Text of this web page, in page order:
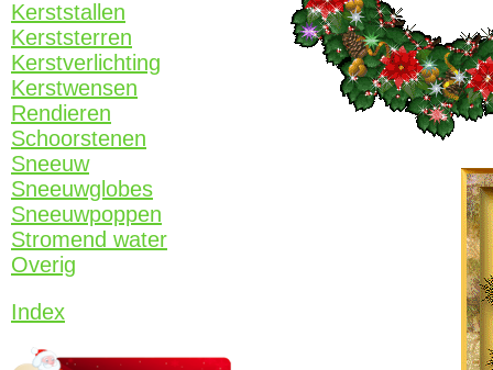
Kerststallen
Kerststerren
Kerstverlichting
Kerstwensen
Rendieren
Schoorstenen
Sneeuw
Sneeuwglobes
Sneeuwpoppen
Stromend water
Overig
Index